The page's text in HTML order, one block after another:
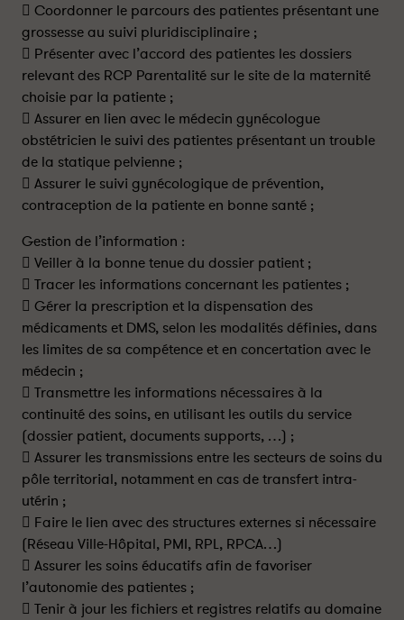
 Coordonner le parcours des patientes présentant une
grossesse au suivi pluridisciplinaire ;
 Présenter avec l’accord des patientes les dossiers
relevant des RCP Parentalité sur le site de la maternité
choisie par la patiente ;
 Assurer en lien avec le médecin gynécologue
obstétricien le suivi des patientes présentant un trouble
de la statique pelvienne ;
 Assurer le suivi gynécologique de prévention,
contraception de la patiente en bonne santé ;
Gestion de l’information :
 Veiller à la bonne tenue du dossier patient ;
 Tracer les informations concernant les patientes ;
 Gérer la prescription et la dispensation des
médicaments et DMS, selon les modalités définies, dans
les limites de sa compétence et en concertation avec le
médecin ;
 Transmettre les informations nécessaires à la
continuité des soins, en utilisant les outils du service
(dossier patient, documents supports, …) ;
 Assurer les transmissions entre les secteurs de soins du
pôle territorial, notamment en cas de transfert intra-
utérin ;
 Faire le lien avec des structures externes si nécessaire
(Réseau Ville-Hôpital, PMI, RPL, RPCA…)
 Assurer les soins éducatifs afin de favoriser
l’autonomie des patientes ;
 Tenir à jour les fichiers et registres relatifs au domaine